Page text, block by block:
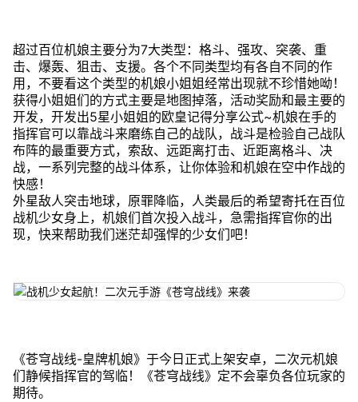
超过百位机娘主要分为7大类型：格斗、强攻、突袭、重
击、爆轰、狙击、支援。各个不同类型均有各自不同的作
用，不要看这个类型的机娘小姐姐经常出现就不珍惜她呦！
获得小姐姐们的方式主要是地图掉落，活动奖励和最主要的
开发，开发出5星小姐姐的欧皇记得分享公式~机娘在手的
指挥官可以靠战斗来磨练自己的战队，战斗是检验自己战队
布阵的最重要方式，索敌、远距离打击、近距离格斗、决
战，一系列完整的战斗体系，让你体验和机娘在空中作战的
快感！
外星敌人突击地球，原罪降临，人类最后的希望寄托在百位
战机少女身上，机娘们首次投入战斗，急需指挥官你的出
现，快来帮助我们迷茫却强悍的少女们吧！
《苍穹战线-皇牌机娘》于今日正式上架安卓，二次元机娘
们静候指挥官的驾临！《苍穹战线》定不会辜负各位玩家的
期待。